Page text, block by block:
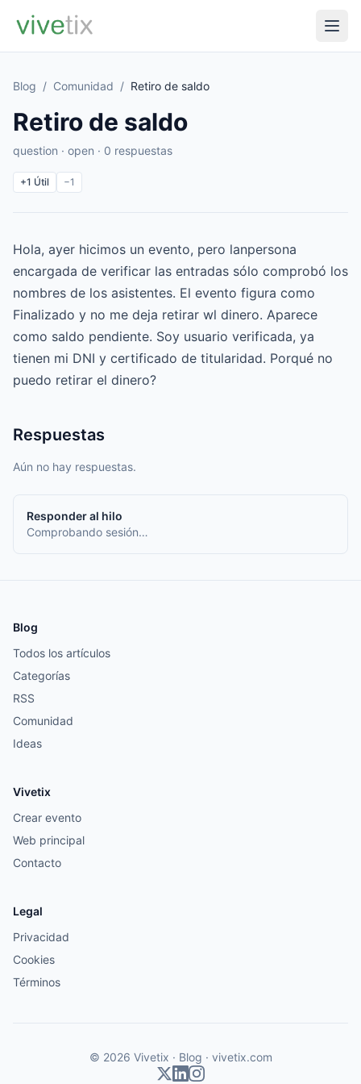
Blog / Comunidad / Retiro de saldo
Retiro de saldo
question · open · 0 respuestas
+1 Útil −1
Hola, ayer hicimos un evento, pero lanpersona
encargada de verificar las entradas sólo comprobó los
nombres de los asistentes. El evento figura como
Finalizado y no me deja retirar wl dinero. Aparece
como saldo pendiente. Soy usuario verificada, ya
tienen mi DNI y certificado de titularidad. Porqué no
puedo retirar el dinero?
Respuestas
Aún no hay respuestas.
Responder al hilo
Comprobando sesión…
Blog
Todos los artículos
Categorías
RSS
Comunidad
Ideas
Vivetix
Crear evento
Web principal
Contacto
Legal
Privacidad
Cookies
Términos
© 2026 Vivetix · Blog · vivetix.com